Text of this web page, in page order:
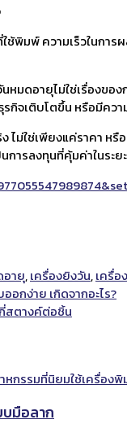
ช้พิมพ์ ความเร็วในก
หมดอายุไม่ใช่เรื่องข
จเติบโตขึ้น หรือมีคว
ไม่ใช่เพียงแค่ราคา
การลงทุนที่คุ้มค่าในระ
ายุ,เครื่องยิงวัน,เครื่อ
กง่าย เกิดจากอะไร?
สตางค์ต่อชิ้น
มือลาก